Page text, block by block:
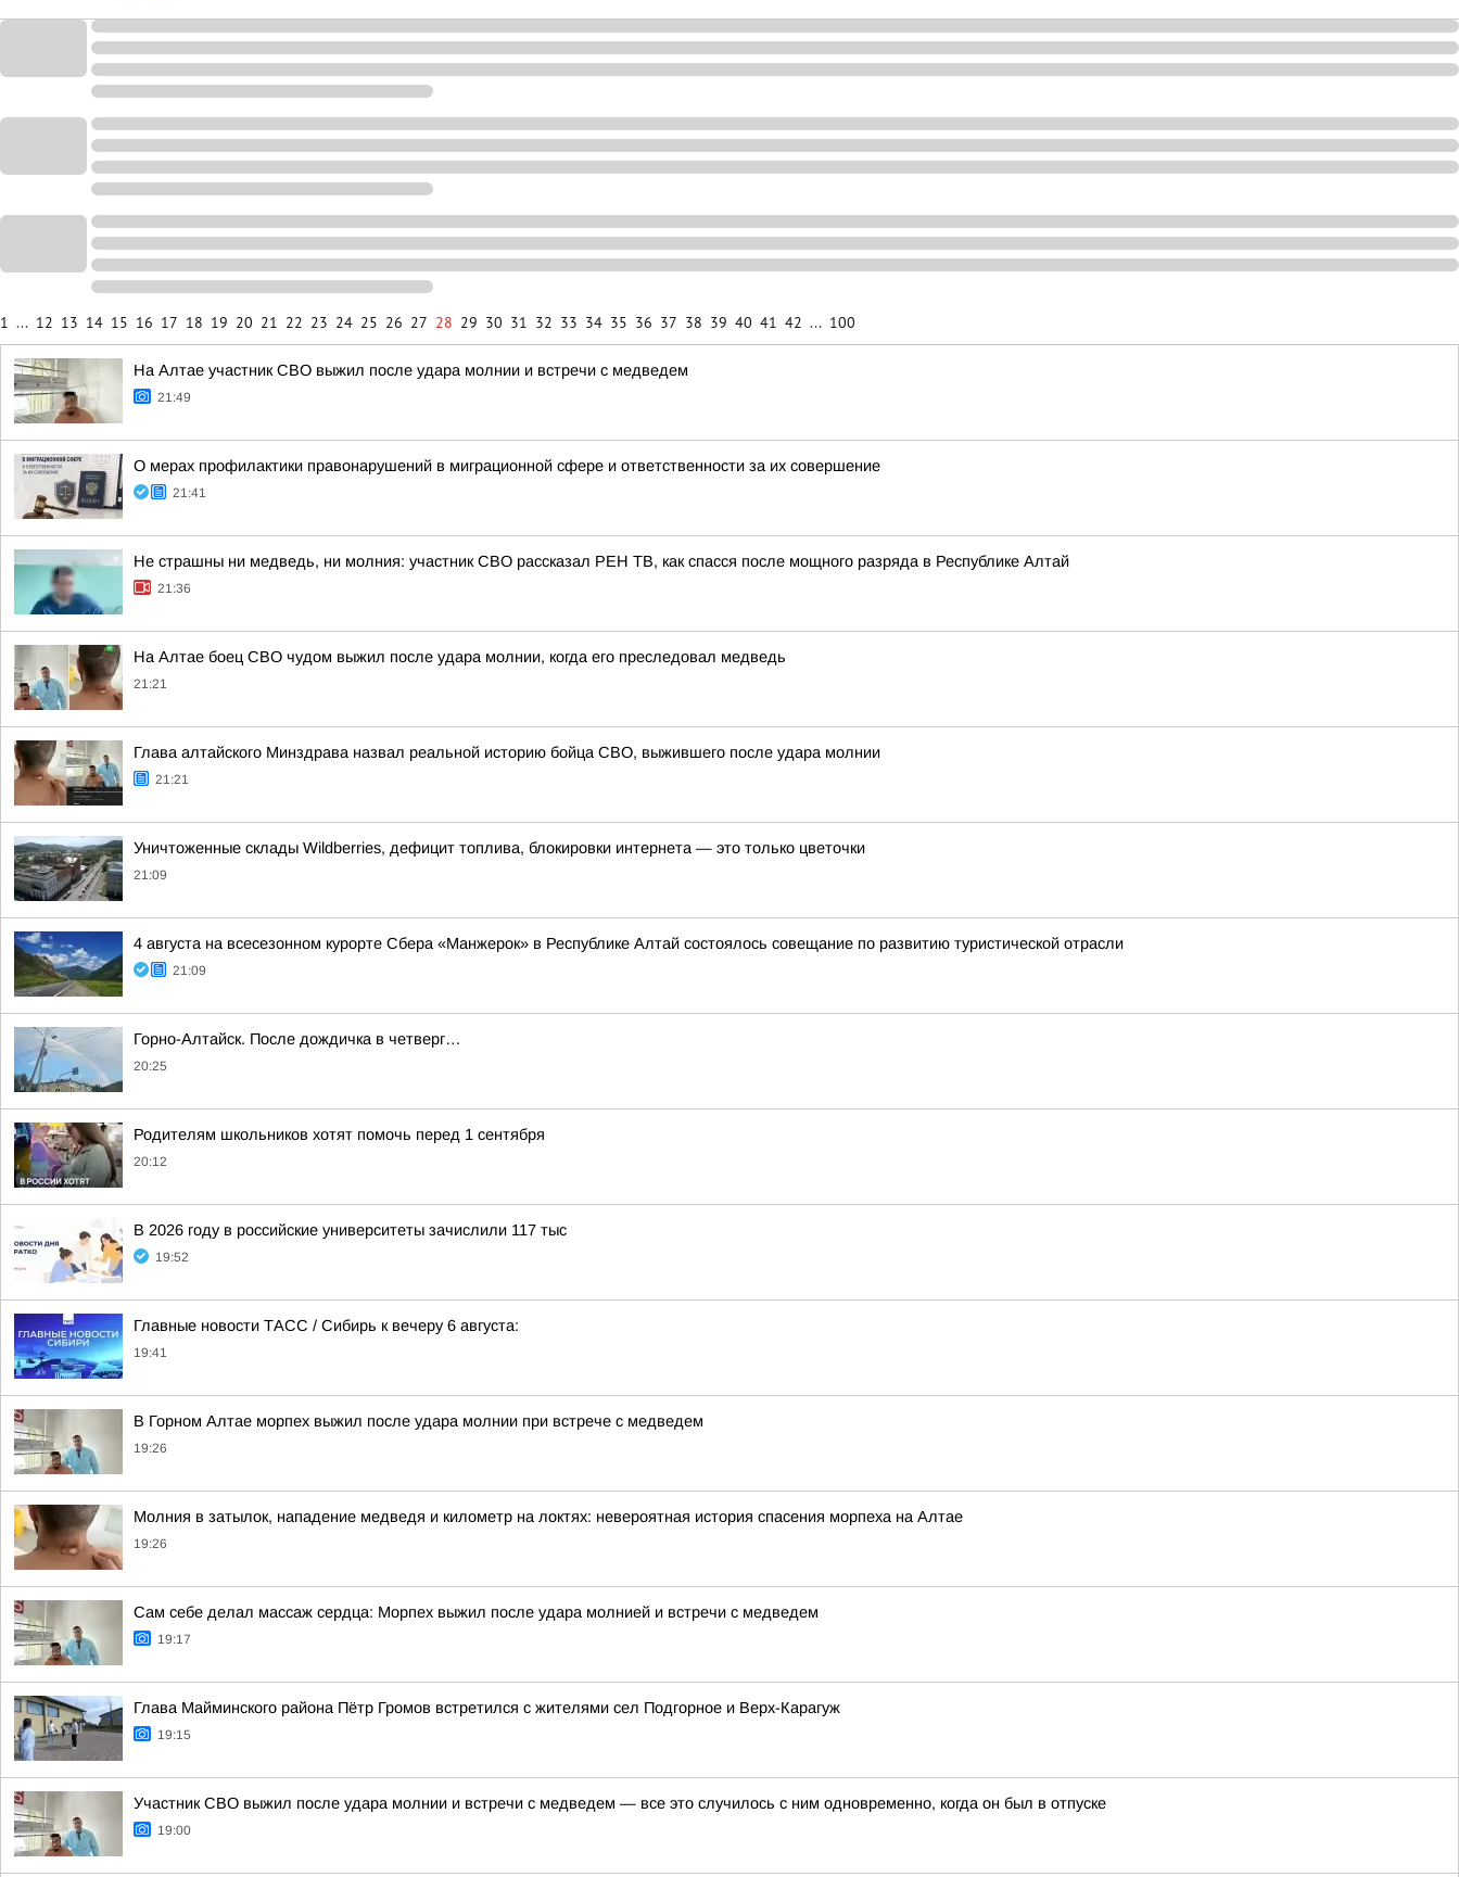
1 ... 12 13 14 15 16 17 18 19 20 21 22 23 24 25 26 27 28 29 30 31 32 33 34 35 36 37 38 39 40 41 42 ... 100
На Алтае участник СВО выжил после удара молнии и встречи с медведем
21:49
О мерах профилактики правонарушений в миграционной сфере и ответственности за их совершение
21:41
Не страшны ни медведь, ни молния: участник СВО рассказал РЕН ТВ, как спасся после мощного разряда в Республике Алтай
21:36
На Алтае боец СВО чудом выжил после удара молнии, когда его преследовал медведь
21:21
Глава алтайского Минздрава назвал реальной историю бойца СВО, выжившего после удара молнии
21:21
Уничтоженные склады Wildberries, дефицит топлива, блокировки интернета — это только цветочки
21:09
4 августа на всесезонном курорте Сбера «Манжерок» в Республике Алтай состоялось совещание по развитию туристической отрасли
21:09
Горно-Алтайск. После дождичка в четверг…
20:25
Родителям школьников хотят помочь перед 1 сентября
20:12
В 2026 году в российские университеты зачислили 117 тыс
19:52
Главные новости ТАСС / Сибирь к вечеру 6 августа:
19:41
В Горном Алтае морпех выжил после удара молнии при встрече с медведем
19:26
Молния в затылок, нападение медведя и километр на локтях: невероятная история спасения морпеха на Алтае
19:26
Сам себе делал массаж сердца: Морпех выжил после удара молнией и встречи с медведем
19:17
Глава Майминского района Пётр Громов встретился с жителями сел Подгорное и Верх-Карагуж
19:15
Участник СВО выжил после удара молнии и встречи с медведем — все это случилось с ним одновременно, когда он был в отпуске
19:00